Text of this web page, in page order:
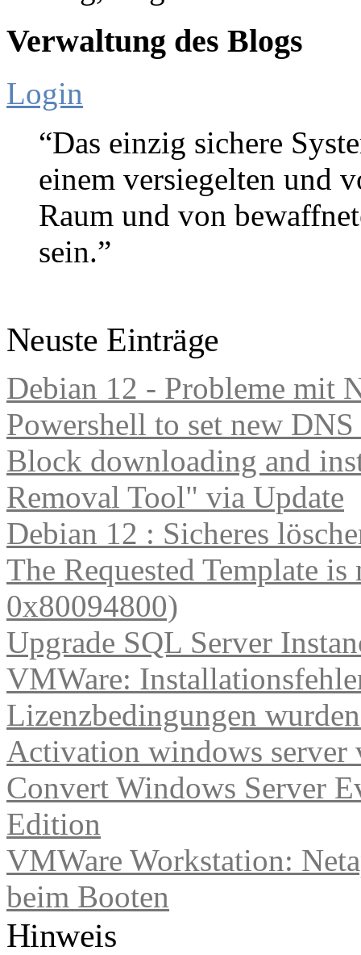
Verwaltung des Blogs
Login
“Das einzig sichere
einem versiegelten und
Raum und von
sein.”
Neuste Einträge
Debian 12 - Probleme mit
Powershell to set new
Block downloading and
Removal Tool" via Update
Debian 12 : Sicheres
The Requested Template
0x80094800)
Upgrade SQL Server
VMWare:
Lizenzbedingungen
Activation windows server
Convert Windows Server
Edition
VMWare Workstation:
beim Booten
Hinweis